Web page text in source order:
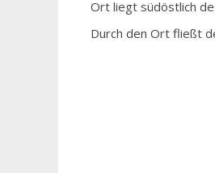
Ort liegt südöstlich
Durch den Ort fließt